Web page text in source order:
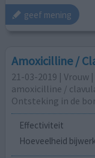
geef mening
Amoxicilline /
21-03-2019 | Vrouw |
amoxicilline /
Ontsteking in de
Effectiviteit
Hoeveelheid